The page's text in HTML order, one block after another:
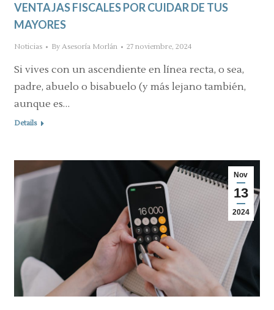
VENTAJAS FISCALES POR CUIDAR DE TUS
MAYORES
Noticias By Asesoría Morlán 27 noviembre, 2024
Si vives con un ascendiente en línea recta, o sea,
padre, abuelo o bisabuelo (y más lejano también,
aunque es…
Details
Nov
13
2024